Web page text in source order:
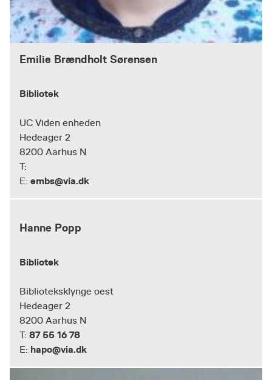
Emilie Brændholt Sørensen
Bibliotek
UC Viden enheden
Hedeager 2
8200 Aarhus N
T:
E: embs@via.dk
Hanne Popp
Bibliotek
Biblioteksklynge oest
Hedeager 2
8200 Aarhus N
T: 87 55 16 78
E: hapo@via.dk